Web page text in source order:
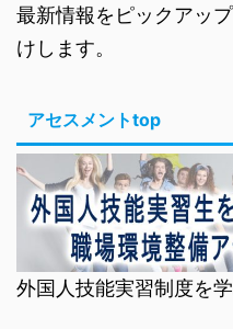
最新情報をピックアッ
けします。
アセスメントtop
外国人技能実習制度を